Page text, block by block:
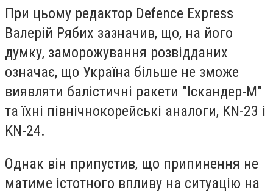
При цьому редактор Defence Express
Валерій Рябих зазначив, що, на його
думку, заморожування розвідданих
означає, що Україна більше не зможе
виявляти балістичні ракети "Іскандер-М"
та їхні північнокорейські аналоги, KN-23 і
KN-24.
Однак він припустив, що припинення не
матиме істотного впливу на ситуацію на